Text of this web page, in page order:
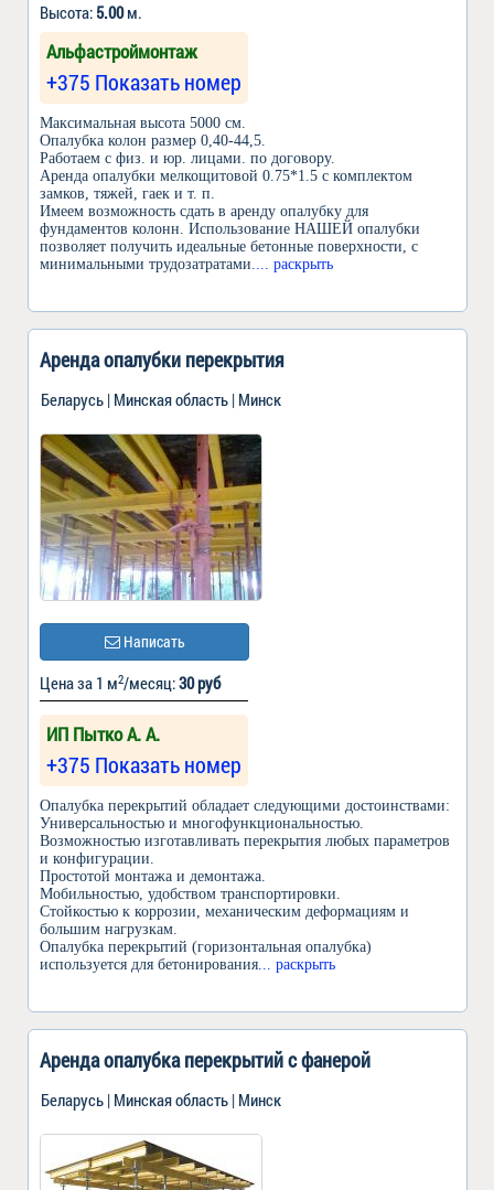
Высота: 5.00м.
Альфастроймонтаж
+375 Показать номер
Максимальная высота 5000 см.
Опалубка колон размер 0,40-44,5.
Работаем с физ. и юр. лицами. по договору.
Аренда опалубки мелкощитовой 0.75*1.5 с комплектом
замков, тяжей, гаек и т. п.
Имеем возможность сдать в аренду опалубку для
фундаментов колонн. Использование НАШЕЙ опалубки
позволяет получить идеальные бетонные поверхности, с
минимальными трудозатратами.... раскрыть
Аренда опалубки перекрытия
Беларусь | Минская область | Минск
Написать
Цена за 1 м2/месяц:30 руб
ИП Пытко А. А.
+375 Показать номер
Опалубка перекрытий обладает следующими достоинствами:
Универсальностью и многофункциональностью.
Возможностью изготавливать перекрытия любых параметров
и конфигурации.
Простотой монтажа и демонтажа.
Мобильностью, удобством транспортировки.
Стойкостью к коррозии, механическим деформациям и
большим нагрузкам.
Опалубка перекрытий (горизонтальная опалубка)
используется для бетонирования... раскрыть
Аренда опалубка перекрытий с фанерой
Беларусь | Минская область | Минск